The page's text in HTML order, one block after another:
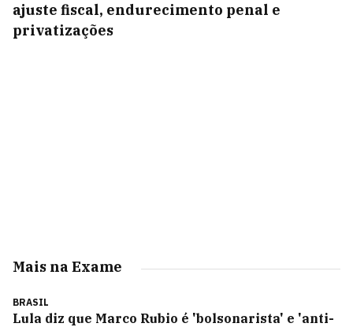
ajuste fiscal, endurecimento penal e
privatizações
Mais na Exame
BRASIL
Lula diz que Marco Rubio é 'bolsonarista' e 'anti-